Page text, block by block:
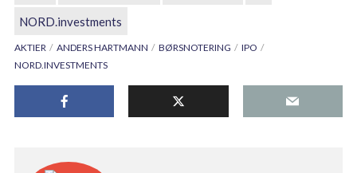
NORD.investments
AKTIER ANDERS HARTMANN BØRSNOTERING
IPO
NORD.INVESTMENTS